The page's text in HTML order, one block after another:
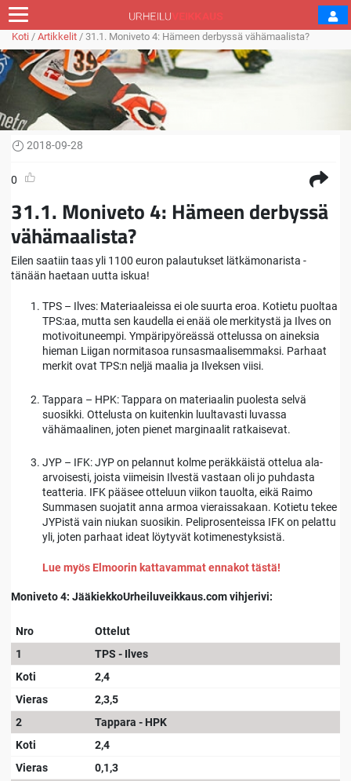
Koti / Artikkelit / 31.1. Moniveto 4: Hämeen derbyssä vähämaalista?
2018-09-28
0
31.1. Moniveto 4: Hämeen derbyssä
vähämaalista?
Eilen saatiin taas yli 1100 euron palautukset lätkämonarista -
tänään haetaan uutta iskua!
TPS – Ilves: Materiaaleissa ei ole suurta eroa. Kotietu puoltaa
TPS:aa, mutta sen kaudella ei enää ole merkitystä ja Ilves on
motivoituneempi. Ympäripyöreässä ottelussa on aineksia
hieman Liigan normitasoa runsasmaalisemmaksi. Parhaat
merkit ovat TPS:n neljä maalia ja Ilveksen viisi.
Tappara – HPK: Tappara on materiaalin puolesta selvä
suosikki. Ottelusta on kuitenkin luultavasti luvassa
vähämaalinen, joten pienet marginaalit ratkaisevat.
JYP – IFK: JYP on pelannut kolme peräkkäistä ottelua ala-
arvoisesti, joista viimeisin Ilvestä vastaan oli jo puhdasta
teatteria. IFK pääsee otteluun viikon tauolta, eikä Raimo
Summasen suojatit anna armoa vieraissakaan. Kotietu tekee
JYPistä vain niukan suosikin. Peliprosenteissa IFK on pelattu
yli, joten parhaat ideat löytyvät kotimenestyksistä.
Lue myös Elmoorin kattavammat ennakot tästä!
Moniveto 4: JääkiekkoUrheiluveikkaus.com vihjerivi:
Nro
Ottelut
1
TPS - Ilves
Koti
2,4
Vieras
2,3,5
2
Tappara - HPK
Koti
2,4
Vieras
0,1,3